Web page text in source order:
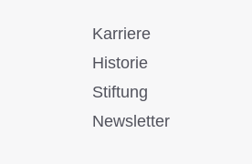
Karriere
Historie
Stiftung
Newsletter